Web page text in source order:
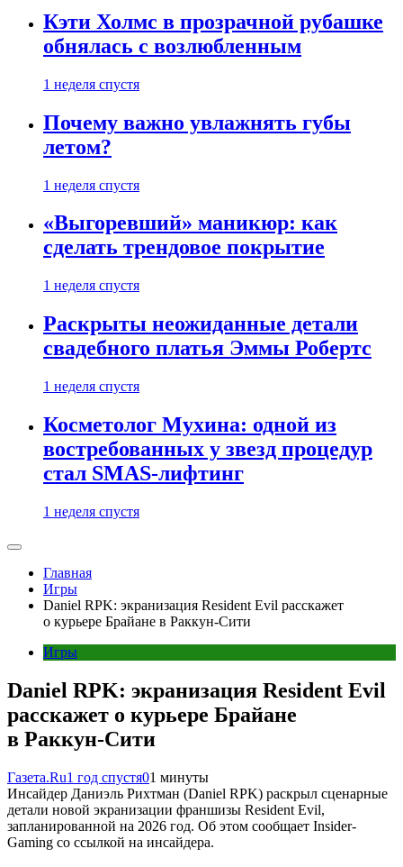
Кэти Холмс в прозрачной рубашке
обнялась с возлюбленным
1 неделя спустя
Почему важно увлажнять губы
летом?
1 неделя спустя
«Выгоревший» маникюр: как
сделать трендовое покрытие
1 неделя спустя
Раскрыты неожиданные детали
свадебного платья Эммы Робертс
1 неделя спустя
Косметолог Мухина: одной из
востребованных у звезд процедур
стал SMAS-лифтинг
1 неделя спустя
Главная
Игры
Daniel RPK: экранизация Resident Evil расскажет
о курьере Брайане в Раккун-Сити
Игры
Daniel RPK: экранизация Resident Evil
расскажет о курьере Брайане
в Раккун-Сити
Газета.Ru1 год спустя01 минуты
Инсайдер Даниэль Рихтман (Daniel RPK) раскрыл сценарные
детали новой экранизации франшизы Resident Evil,
запланированной на 2026 год. Об этом сообщает Insider-
Gaming со ссылкой на инсайдера.